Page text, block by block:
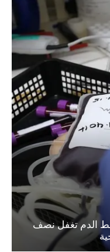
الدم تغفل نصف